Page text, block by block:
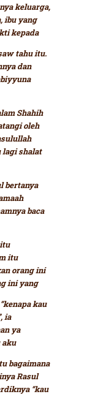
keluarga,
ibu yang
kepada
tahu itu.
dan
Shahih
oleh
lagi shalat
bertanya
baca
itu
orang ini
ini yang
“kenapa kau
, ia
ya
aku
bagaimana
Rasul
“kau